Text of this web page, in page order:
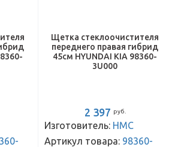
Щетка стеклоочистителя
переднего правая гибрид
45см HYUNDAI KIA 98360-
3U000
2 397 руб.
Изготовитель: HMC
Артикул товара: 98360-